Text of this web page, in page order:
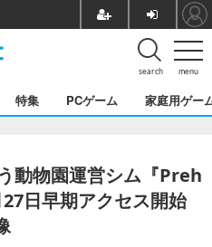
menu
search
特集 PCゲーム 家庭用ゲー
動物園運営シム『Preh
日早期アクセス開始